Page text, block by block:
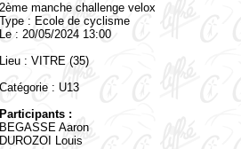
2ème manche challenge velox
Type : Ecole de cyclisme
Le : 20/05/2024 13:00
Lieu : VITRE (35)
Catégorie : U13
Participants :
BEGASSE Aaron
DUROZOI Louis